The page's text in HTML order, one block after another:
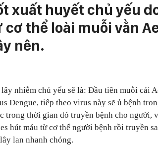
xuất huyết chủ yếu
cơ thể loài muỗi vằn
nên.
nhiễm chủ yếu sẽ là: Đầu tiên muỗi cái
Dengue, tiếp theo virus này sẽ ủ bệnh
trong thời gian đó truyền bệnh cho người,
hút máu từ cơ thể người bệnh rồi truyền
lan nhanh chóng.